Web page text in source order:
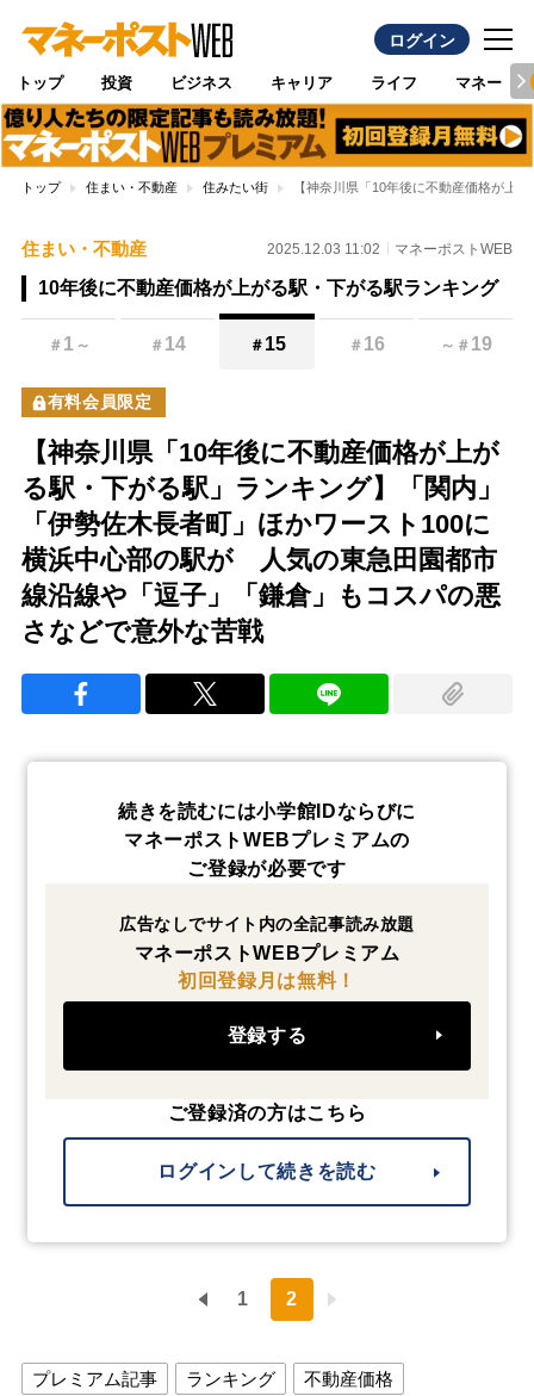
ログイン
トップ 投資 ビジネス キャリア ライフ マネー
トップ 住まい・不動産 住みたい街 【神奈川県「10年後に不動産価格が上
住まい・不動産 2025.12.03 11:02 マネーポストWEB
10年後に不動産価格が上がる駅・下がる駅ランキング
＃ 1 ～ ＃ 14 ＃ 15 ＃ 16 ～ ＃ 19
有料会員限定
【神奈川県「10年後に不動産価格が上が
る駅・下がる駅」ランキング】「関内」
「伊勢佐木長者町」ほかワースト100に
横浜中心部の駅が 人気の東急田園都市
線沿線や「逗子」「鎌倉」もコスパの悪
さなどで意外な苦戦
続きを読むには小学館IDならびに
マネーポストWEBプレミアムの
ご登録が必要です
広告なしでサイト内の全記事読み放題
マネーポストWEBプレミアム
初回登録月は無料！
登録する
ご登録済の方はこちら
ログインして続きを読む
1 2
プレミアム記事 ランキング
不動産価格